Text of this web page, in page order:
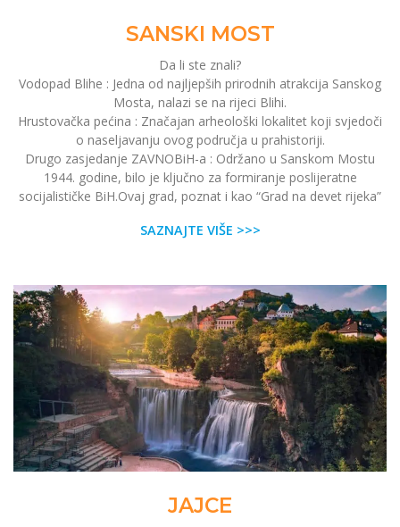
SANSKI MOST
Da li ste znali?
Vodopad Blihe : Jedna od najljepših prirodnih atrakcija Sanskog
Mosta, nalazi se na rijeci Blihi.
Hrustovačka pećina : Značajan arheološki lokalitet koji svjedoči
o naseljavanju ovog područja u prahistoriji.
Drugo zasjedanje ZAVNOBiH-a : Održano u Sanskom Mostu
1944. godine, bilo je ključno za formiranje poslijeratne
socijalističke BiH.Ovaj grad, poznat i kao “Grad na devet rijeka”
SAZNAJTE VIŠE >>>
JAJCE